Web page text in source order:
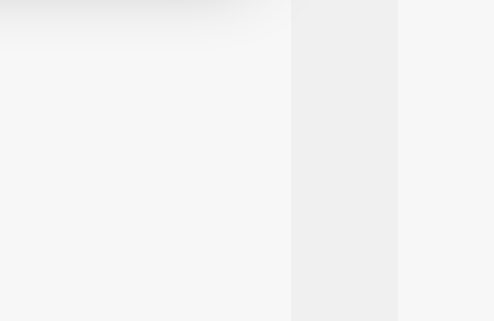
di base quali la
che l’Utente ha fornito
i singoli cookie